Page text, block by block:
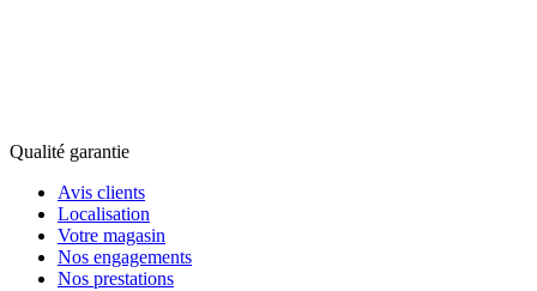
Qualité garantie
Avis clients
Localisation
Votre magasin
Nos engagements
Nos prestations